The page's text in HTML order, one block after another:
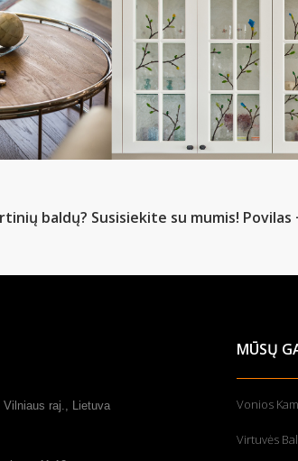
baldų? Susisiekite su mumis! Povilas
raj., Lietuva
MŪSŲ
Vonios
Virtuvės